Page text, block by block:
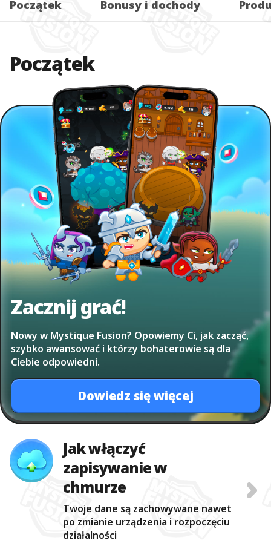
Początek Bonusy i dochody
Początek
Zacznij grać!
Nowy w Mystique Fusion? Opowiemy Ci, jak zacząć,
szybko awansować i którzy bohaterowie są dla
Ciebie odpowiedni.
Dowiedz się więcej
Jak włączyć
zapisywanie w
chmurze
Twoje dane są zachowywane nawet
po zmianie urządzenia i rozpoczęciu
działalności